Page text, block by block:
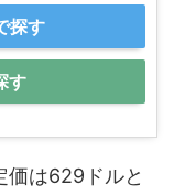
探す
す
価は629ドルと